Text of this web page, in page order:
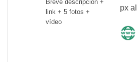
Breve descripción +
link + 5 fotos +
vídeo
px